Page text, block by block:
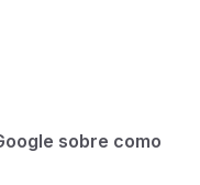
sobre como